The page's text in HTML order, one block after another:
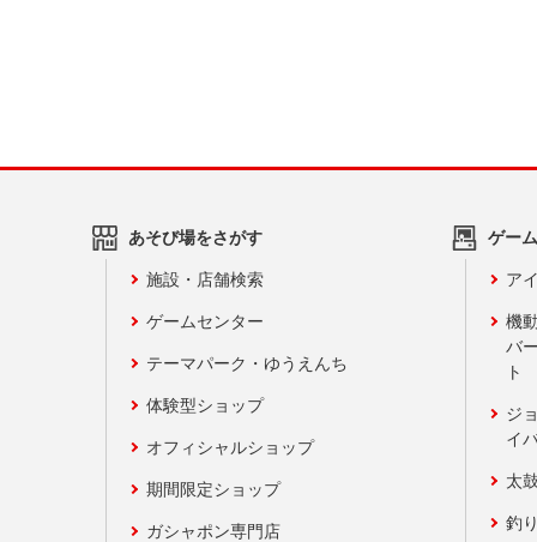
あそび場をさがす
施設・店舗検索
ゲームセンター
テーマパーク・ゆうえんち
体験型ショップ
オフィシャルショップ
期間限定ショップ
ガシャポン専門店
ゲー
ア
機
バ
ト
ジ
イ
太
釣